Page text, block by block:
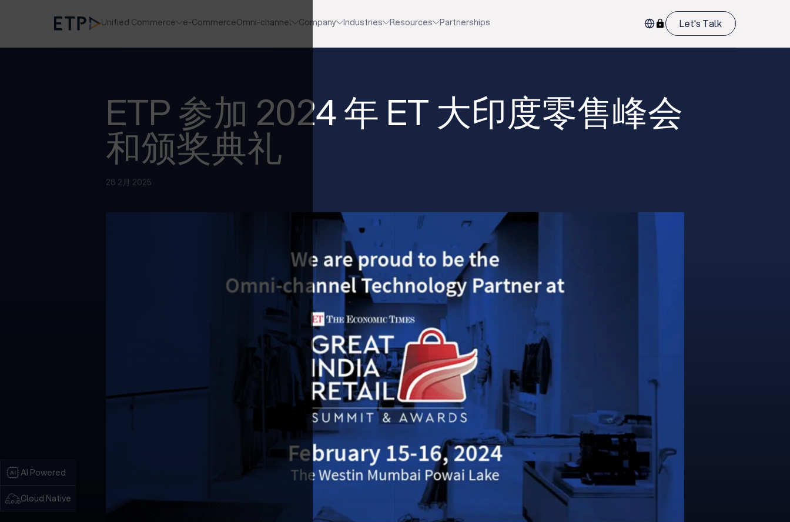
AI Powered
Cloud Native
Unified Commerce e-CommerceOmni-channel Company Industries Resources Partnerships Let's Talk
ETP 参加 2024 年 ET 大印度零售峰会
和颁奖典礼
28 2月 2025